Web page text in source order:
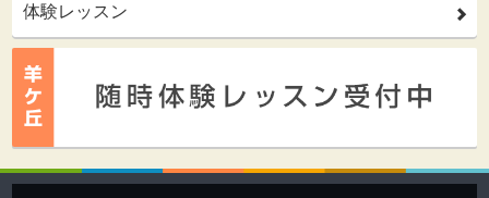
体験レッスン 2